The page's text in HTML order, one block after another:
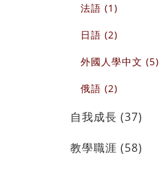
法語 (1)
日語 (2)
外國人學中文 (5)
俄語 (2)
自我成長 (37)
教學職涯 (58)